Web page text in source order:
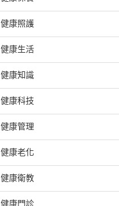
健康照護
健康生活
健康知識
健康科技
健康管理
健康老化
健康衛教
健康門診